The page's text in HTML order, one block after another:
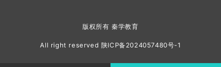
版权所有 秦学教育
All right reserved 陕ICP备2024057480号-1